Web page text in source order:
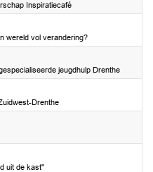
Inspiratiecafé
wereld vol verandering?
jeugdhulp Drenthe
Drenthe
uit de kast''